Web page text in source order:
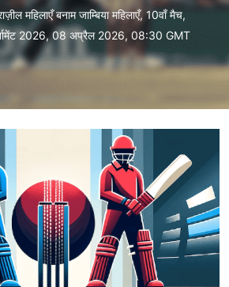
महिलाएँ बनाम जाम्बिया महिलाएँ, 10वाँ मैच,
2026, 08 अप्रैल 2026, 08:30 GMT